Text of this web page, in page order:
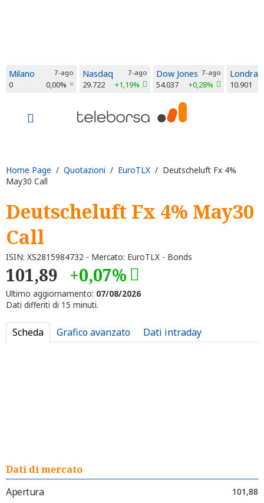
Milano 7-ago
0 0,00%
Nasdaq 7-ago
29.722 +1,19%
Dow Jones 7-ago
54.037 +0,28%
Londra
10.901
Home Page / Quotazioni / EuroTLX / Deutscheluft Fx 4%
May30 Call
Deutscheluft Fx 4% May30
Call
ISIN: XS2815984732 - Mercato: EuroTLX - Bonds
101,89 +0,07%
Ultimo aggiornamento: 07/08/2026
Dati differiti di 15 minuti.
Scheda Grafico avanzato Dati intraday
Dati di mercato
Apertura
101,88